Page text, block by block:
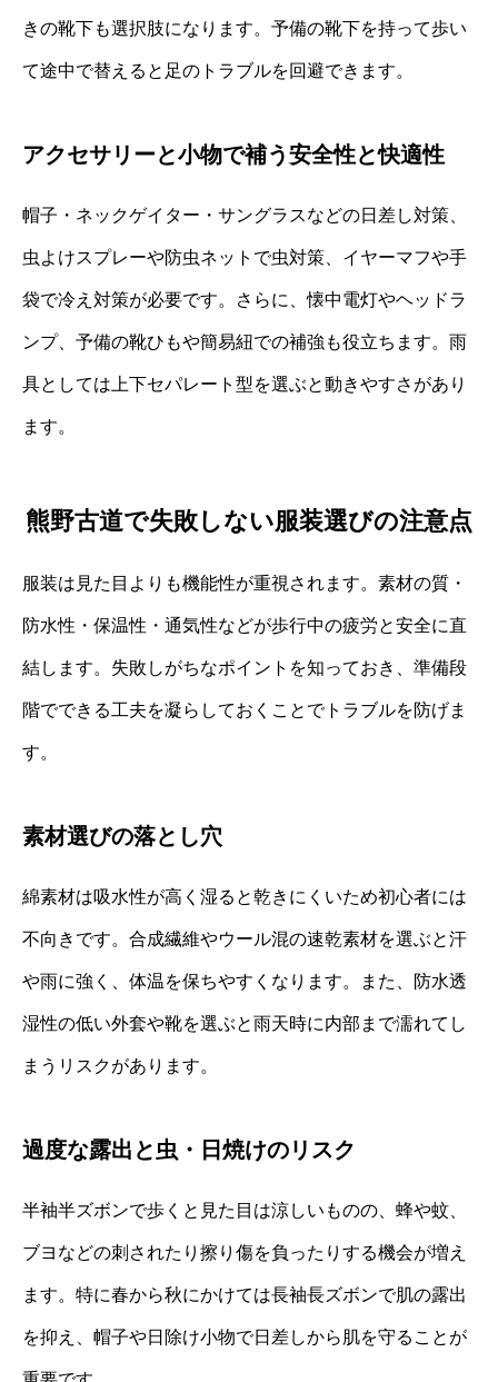
きの靴下も選択肢になります。予備の靴下を持って歩い
て途中で替えると足のトラブルを回避できます。
アクセサリーと小物で補う安全性と快適性
帽子・ネックゲイター・サングラスなどの日差し対策、
虫よけスプレーや防虫ネットで虫対策、イヤーマフや手
袋で冷え対策が必要です。さらに、懐中電灯やヘッドラ
ンプ、予備の靴ひもや簡易紐での補強も役立ちます。雨
具としては上下セパレート型を選ぶと動きやすさがあり
ます。
熊野古道で失敗しない服装選びの注意点
服装は見た目よりも機能性が重視されます。素材の質・
防水性・保温性・通気性などが歩行中の疲労と安全に直
結します。失敗しがちなポイントを知っておき、準備段
階でできる工夫を凝らしておくことでトラブルを防げま
す。
素材選びの落とし穴
綿素材は吸水性が高く湿ると乾きにくいため初心者には
不向きです。合成繊維やウール混の速乾素材を選ぶと汗
や雨に強く、体温を保ちやすくなります。また、防水透
湿性の低い外套や靴を選ぶと雨天時に内部まで濡れてし
まうリスクがあります。
過度な露出と虫・日焼けのリスク
半袖半ズボンで歩くと見た目は涼しいものの、蜂や蚊、
ブヨなどの刺されたり擦り傷を負ったりする機会が増え
ます。特に春から秋にかけては長袖長ズボンで肌の露出
を抑え、帽子や日除け小物で日差しから肌を守ることが